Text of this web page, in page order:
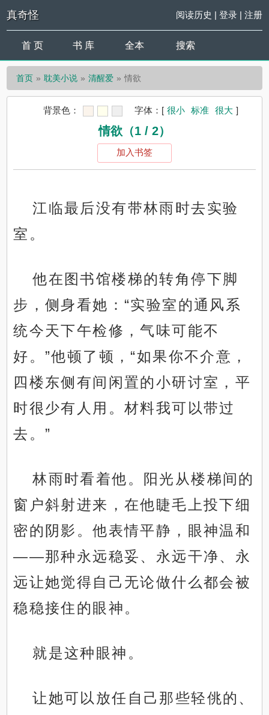
真奇怪 阅读历史 | 登录| 注册
首 页 书 库 全本 搜索
首页 耽美小说 清醒爱 情欲
背景色： 字体： [ 很小 标准 很大 ]
情欲（1 / 2）
加入书签
江临最后没有带林雨时去实验
室。
他在图书馆楼梯的转角停下脚
步，侧身看她：“实验室的通风系
统今天下午检修，气味可能不
好。”他顿了顿，“如果你不介意，
四楼东侧有间闲置的小研讨室，平
时很少有人用。材料我可以带过
去。”
林雨时看着他。阳光从楼梯间的
窗户斜射进来，在他睫毛上投下细
密的阴影。他表情平静，眼神温和
——那种永远稳妥、永远干净、永
远让她觉得自己无论做什么都会被
稳稳接住的眼神。
就是这种眼神。
让她可以放任自己那些轻佻的、